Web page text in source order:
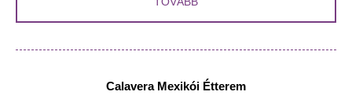
Calavera Mexikói Étterem